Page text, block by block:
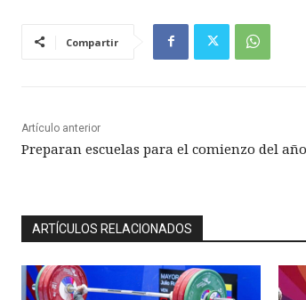
Compartir
Artículo anterior
Preparan escuelas para el comienzo del
ARTÍCULOS RELACIONADOS